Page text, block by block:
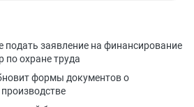
подать заявление на финансирование
по охране труда
формы документов о